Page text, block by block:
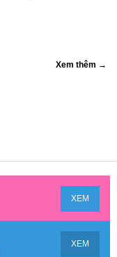
Xem thêm →
XEM
XEM